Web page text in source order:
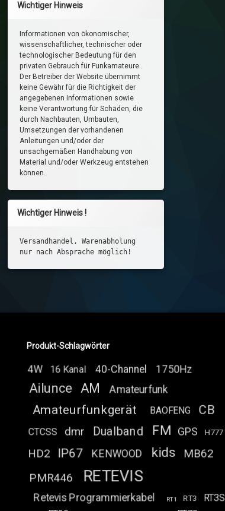
Wichtiger Hinweis
Informationen von ökonomischer,
wissenschaftlicher, technischer oder
technologischer Bedeutung für den
privaten Gebrauch für Funkamateure .
Der Betreiber der Website übernimmt
keine Gewähr für die Richtigkeit der
angegebenen Informationen sowie
keine Verantwortung für Schäden, die
durch Nachbauten, Umbauten,
Umsetzungen der vorhandenen
Anleitungen und/oder der
unsachgemäßen Handhabung von
Material und/oder Werkzeug entstehen
können.
Wichtiger Hinweis !
Versandhandel, Warenabholung
nur nach Absprache möglich!
Produkt-Schlagwörter
4W 16 Kanal 40-Channel 1750Hz
Ailunce AM Amateurfunk
Amateurfunkgerät BAOFENG CB
CTCSS dmr Dualband FM GPS H777
HD2 IP67 KENWOOD kids
MB62
PMR446
RETEVIS
Retevis Programmierkabel RT1 RT3
RT3S